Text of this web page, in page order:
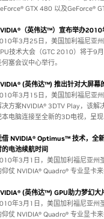
GTX 480 以及GeForce®
（英伟达™）宣布举办2010
年3月25日，美国加利福尼亚
技术大会（GTC 2010）将于9
何塞会议中心举行。
(英伟达™) 推出针对大屏幕
年3月15日，美国加利福尼亚
决方案NVIDIA® 3DTV Play，该解
本电脑连接至全新的3D电视，呈
借 NVIDIA® Optimus™ 技术，全
的电池续航时间
年3月1日，美国加利福尼亚州
仰仗 NVIDIA® Quadro® 专业显卡
(英伟达™) GPU助力梦幻
年3月1日，美国加利福尼亚州
仰仗 NVIDIA® Quadro® 专业显卡